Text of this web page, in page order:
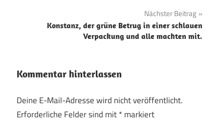
Nächster Beitrag
Konstanz, der grüne Betrug in einer schlauen
Verpackung und alle machten mit.
Kommentar hinterlassen
Deine E-Mail-Adresse wird nicht veröffentlicht.
Erforderliche Felder sind mit*markiert